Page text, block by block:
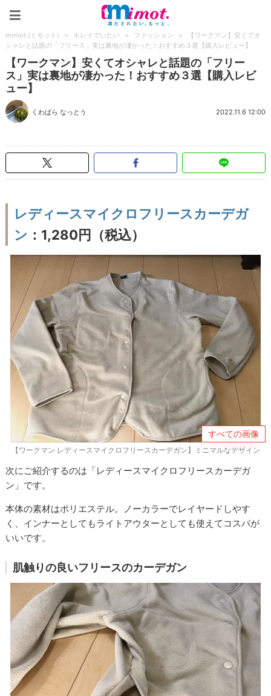
mimot.(ミモット) > キレイでいたい > ファッション >
【ワークマン】安くてオ
シャレと話題の「フリース」実は裏地が凄かった！おすすめ３選【購入レビュー】
【ワークマン】安くてオシャレと話題の「フリー
ス」実は裏地が凄かった！おすすめ３選【購入レビ
ュー】
くわばら なっとう 2022.11.6 12:00
レディースマイクロフリースカーデガ
ン ：1,280円（税込）
すべての画像
【ワークマン レディースマイクロフリースカーデガン】ミニマルなデザイン
次にご紹介するのは「レディースマイクロフリースカーデガ
ン」です。
本体の素材はポリエステル。ノーカラーでレイヤードしやす
く、インナーとしてもライトアウターとしても使えてコスパが
いいです。
肌触りの良いフリースのカーデガン